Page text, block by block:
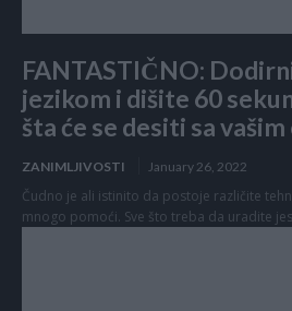
FANTASTIČNO:
jezikom i dišite 60
šta će se desiti sa
ZANIMLJIVOSTI January 26, 2022
Čudno je ali istinito da postoje različite
mnogo pomoći. Sve što treba da uradite